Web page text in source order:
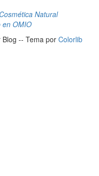
Natural
en OMIO
-- Tema por Colorlib